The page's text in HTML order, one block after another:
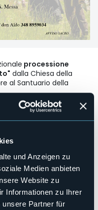
und Anzeigen zu
Medien anbieten
Website zu
Informationen zu Ihrer
unsere Partner für
processione
dalla Chiesa della
al Santuario della
è la Speranza, già punto
attraverso la figura di
la Chiesa di
Premia, dove i fedeli,
al pellegrinaggio verso
dalla statua della
recentemente realizzata
di Salecchio .
negli anni passati,
durante le